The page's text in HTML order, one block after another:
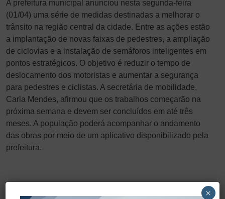
A prefeitura municipal anunciou nesta segunda-feira
(01/04) uma série de medidas destinadas a melhorar o
trânsito na região central da cidade. Entre as ações estão
a implantação de novas faixas de pedestres, a ampliação
de ciclovias e a instalação de semáforos inteligentes em
pontos estratégicos. O objetivo é reduzir o tempo de
deslocamento dos motoristas e aumentar a segurança
para pedestres e ciclistas. A secretária de mobilidade,
Carla Mendes, afirmou que os trabalhos começarão na
próxima semana e devem ser concluídos em até três
meses. A população poderá acompanhar o andamento
das obras por meio de um aplicativo disponibilizado pela
prefeitura.
×